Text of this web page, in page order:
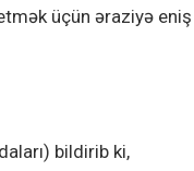
üçün əraziyə eniş
bildirib ki,